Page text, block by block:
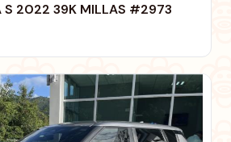
S 2022 39K MILLAS #2973